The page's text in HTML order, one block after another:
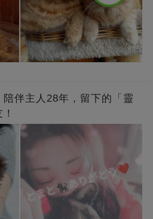
陪伴主人28年，留下的「靈